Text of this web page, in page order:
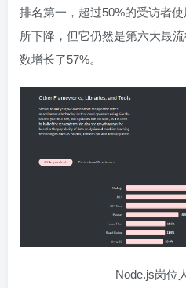
排名第一，超过50%的受访者
所下降，但它仍然是第六大最
数增长了57%。
Node.js岗位